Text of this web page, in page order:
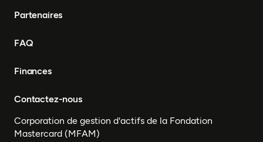
Partenaires
FAQ
Finances
Contactez-nous
Corporation de gestion d'actifs de la Fondation
Mastercard (MFAM)